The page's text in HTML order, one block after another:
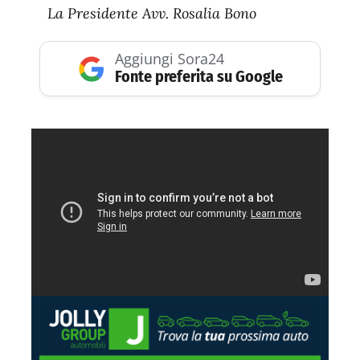
La Presidente Avv. Rosalia Bono
Aggiungi Sora24
Fonte preferita su Google